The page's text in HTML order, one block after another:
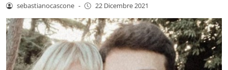
sebastianocascone - 22 Dicembre 2021